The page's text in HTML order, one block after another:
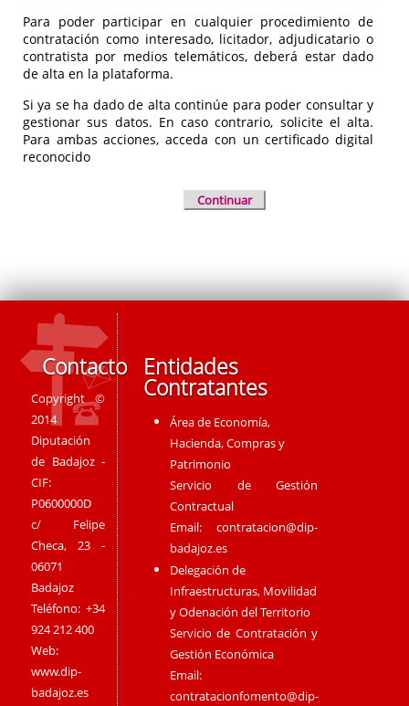
Para poder participar en cualquier procedimiento de
contratación como interesado, licitador, adjudicatario o
contratista por medios telemáticos, deberá estar dado
de alta en la plataforma.
Si ya se ha dado de alta continúe para poder consultar y
gestionar sus datos. En caso contrario, solicite el alta.
Para ambas acciones, acceda con un certificado digital
reconocido
Continuar
Contacto
Copyright ©
2014
Diputación
de Badajoz -
CIF:
P0600000D
c/ Felipe
Checa, 23 -
06071
Badajoz
Teléfono: +34
924 212 400
Web:
www.dip-
badajoz.es
Entidades
Contratantes
Área de Economía,
Hacienda, Compras y
Patrimonio
Servicio de Gestión
Contractual
Email:contratacion@dip-
badajoz.es
Delegación de
Infraestructuras, Movilidad
y Odenación del Territorio
Servicio de Contratación y
Gestión Económica
Email:
contratacionfomento@dip-